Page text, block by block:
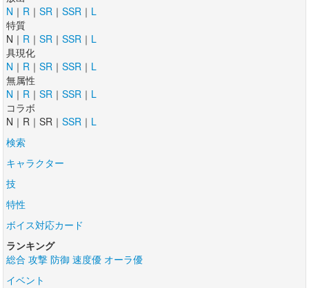
N ｜ R ｜ SR ｜ SSR ｜ L
特質
N｜ R ｜ SR ｜ SSR ｜ L
具現化
N ｜ R ｜ SR ｜ SSR ｜ L
無属性
N ｜ R ｜ SR ｜ SSR ｜ L
コラボ
N｜R｜SR｜ SSR ｜ L
検索
キャラクター
技
特性
ボイス対応カード
ランキング
総合 攻撃 防御 速度優 オーラ優
イベント